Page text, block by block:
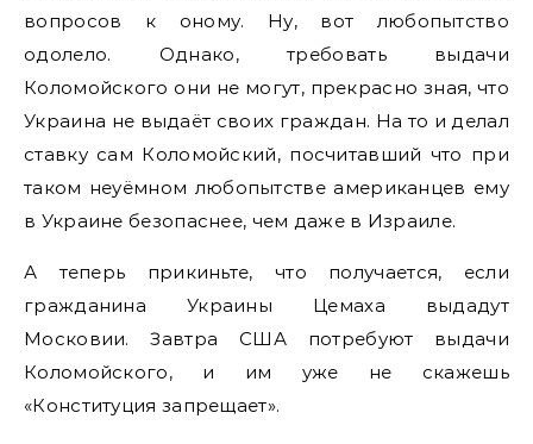
вопросов к оному. Ну, вот любопытство
одолело. Однако, требовать выдачи
Коломойского они не могут, прекрасно зная, что
Украина не выдаёт своих граждан. На то и делал
ставку сам Коломойский, посчитавший что при
таком неуёмном любопытстве американцев ему
в Украине безопаснее, чем даже в Израиле.
А теперь прикиньте, что получается, если
гражданина Украины Цемаха выдадут
Московии. Завтра США потребуют выдачи
Коломойского, и им уже не скажешь
«Конституция запрещает».